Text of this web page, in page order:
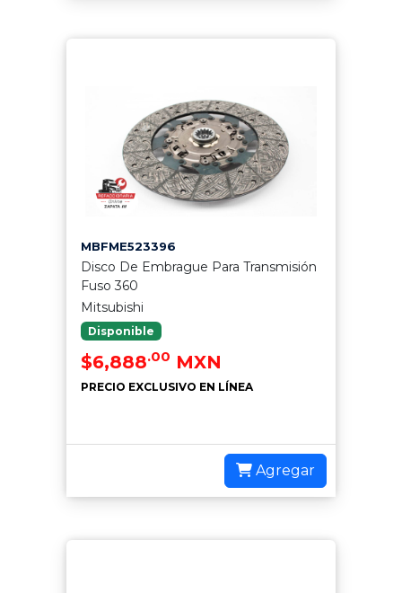
MBFME523396
Disco De Embrague Para Transmisión
Fuso 360
Mitsubishi
Disponible
$6,888.00 MXN
PRECIO EXCLUSIVO EN LÍNEA
Agregar